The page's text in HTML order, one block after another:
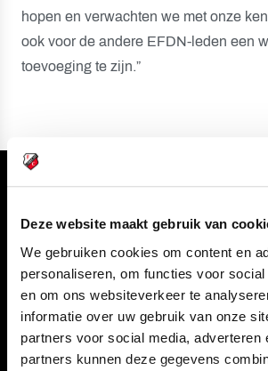
Deze website maakt gebruik van
We gebruiken cookies om content en
personaliseren, om functies voor
en om ons websiteverkeer te
informatie over uw gebruik van onze
partners voor social media, adverteren
partners kunnen deze gegevens
hopen en verwachten we met onze
ook voor de andere EFDN-leden een
toevoeging te zijn.”
Volg ons ook via
Navigeer naar
CLUB
TEAMS
FOUNDATION